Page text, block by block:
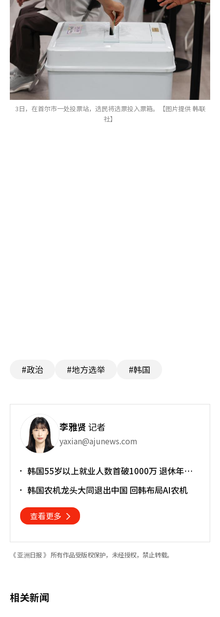
3日，在首尔市一处投票站，选民将选票投入票箱。【图片提供 韩联
社】
#政治 #地方选举 #韩国
李雅贤记者
yaxian@ajunews.com
韩国55岁以上就业人数首破1000万 退休年龄
韩国农机龙头大同退出中国 回韩布局AI农机
查看更多
《 亚洲日报 》 所有作品受版权保护，未经授权，禁止转载。
相关新闻